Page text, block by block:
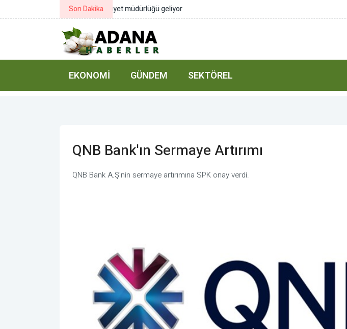
Son Dakika Gürlek: Suç örgütlerinin finansal tabanlarını da hedef alacağız
EKONOMI GÜNDEM SEKTÖREL
QNB Bank'ın Sermaye Artırımı
QNB Bank A.Ş'nin sermaye artırımına SPK onay verdi.